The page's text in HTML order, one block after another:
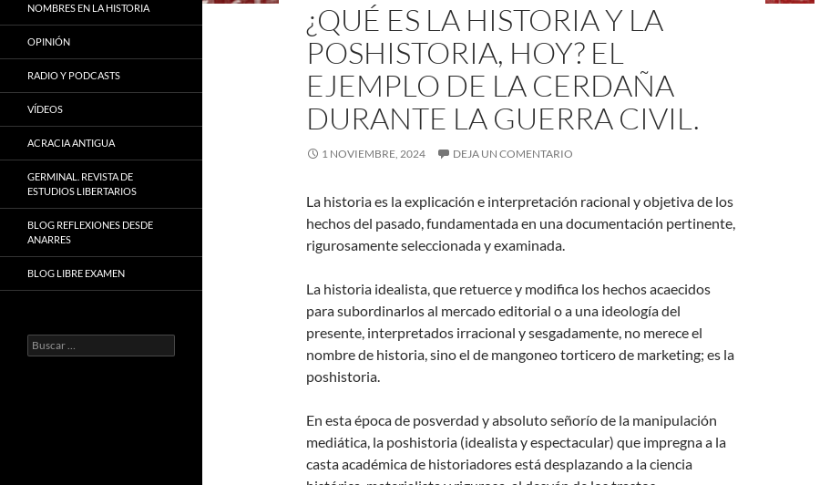
¿QUÉ ES LA HISTORIA Y LA
POSHISTORIA, HOY? EL
EJEMPLO DE LA CERDAÑA
DURANTE LA GUERRA CIVIL.
1 NOVIEMBRE, 2024 DEJA UN COMENTARIO
La historia es la explicación e interpretación racional y objetiva de los
hechos del pasado, fundamentada en una documentación pertinente,
rigurosamente seleccionada y examinada.
La historia idealista, que retuerce y modifica los hechos acaecidos
para subordinarlos al mercado editorial o a una ideología del
presente, interpretados irracional y sesgadamente, no merece el
nombre de historia, sino el de mangoneo torticero de marketing; es la
poshistoria.
En esta época de posverdad y absoluto señorío de la manipulación
mediática, la poshistoria (idealista y espectacular) que impregna a la
casta académica de historiadores está desplazando a la ciencia
NOMBRES EN LA HISTORIA
OPINIÓN
RADIO Y PODCASTS
VÍDEOS
ACRACIA ANTIGUA
GERMINAL. REVISTA DE
ESTUDIOS LIBERTARIOS
BLOG REFLEXIONES DESDE
ANARRES
BLOG LIBRE EXAMEN
Buscar: